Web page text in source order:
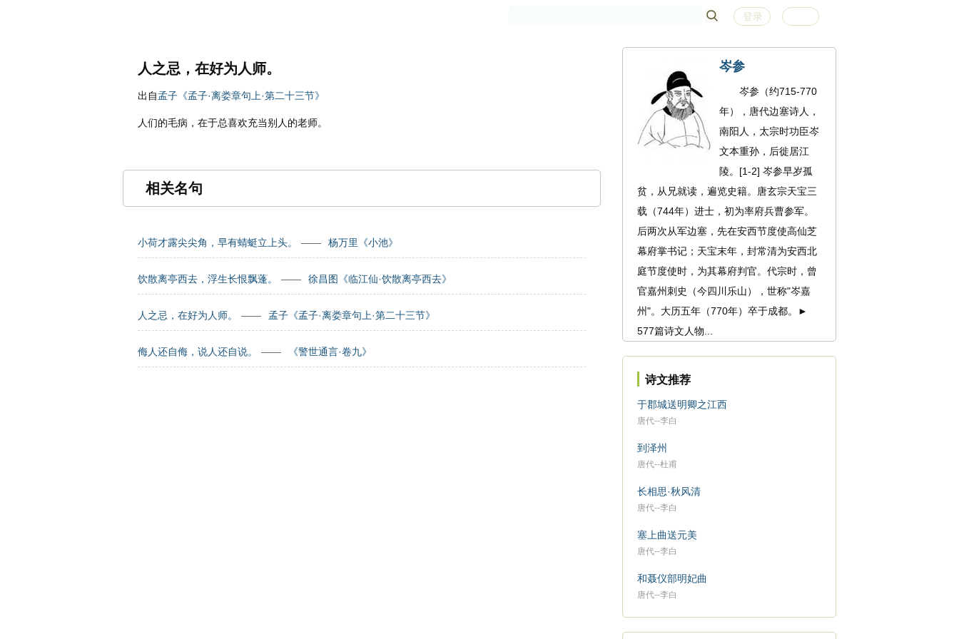
登录
人之忌，在好为人师。
出自孟子《孟子·离娄章句上·第二十三节》
人们的毛病，在于总喜欢充当别人的老师。
相关名句
小荷才露尖尖角，早有蜻蜓立上头。 —— 杨万里《小池》
饮散离亭西去，浮生长恨飘蓬。 —— 徐昌图《临江仙·饮散离亭西去》
人之忌，在好为人师。 —— 孟子《孟子·离娄章句上·第二十三节》
侮人还自侮，说人还自说。 —— 《警世通言·卷九》
岑参
岑参（约715-770
年），唐代边塞诗人，
南阳人，太宗时功臣岑
文本重孙，后徙居江
陵。[1-2] 岑参早岁孤
贫，从兄就读，遍览史籍。唐玄宗天宝三
载（744年）进士，初为率府兵曹参军。
后两次从军边塞，先在安西节度使高仙芝
幕府掌书记；天宝末年，封常清为安西北
庭节度使时，为其幕府判官。代宗时，曾
官嘉州刺史（今四川乐山），世称"岑嘉
州"。大历五年（770年）卒于成都。►
577篇诗文人物...
诗文推荐
于郡城送明卿之江西
唐代--李白
到泽州
唐代--杜甫
长相思·秋风清
唐代--李白
塞上曲送元美
唐代--李白
和聂仪部明妃曲
唐代--李白